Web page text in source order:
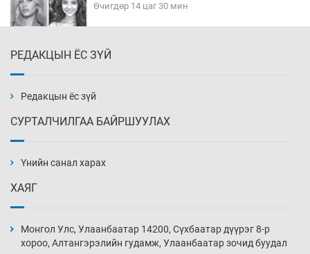
Өчигдөр 14 цаг 30 мин
Өчигдөр 14 цаг 00 мин
нэмэгджээ
Өчигдөр 13 цаг 30 мин
РЕДАКЦЫН ЁС ЗҮЙ
Редакцын ёс зүй
СУРТАЛЧИЛГАА БАЙРШУУЛАХ
Үнийн санал харах
ХАЯГ
Монгол Улс, Улаанбаатар 14200, Сүхбаатар дүүрэг 8-р
хороо, Алтангэрэлийн гудамж, Улаанбаатар зочид буудал